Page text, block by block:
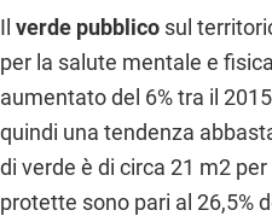
Il verde pubblico sul
per la salute mentale e
aumentato del 6% tra il
quindi una tendenza
di verde è di circa 21 m2
protette sono pari al 26,5%